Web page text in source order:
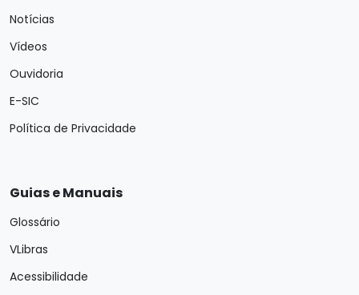
Notícias
Vídeos
Ouvidoria
E-SIC
Política de Privacidade
Guias e Manuais
Glossário
VLibras
Acessibilidade